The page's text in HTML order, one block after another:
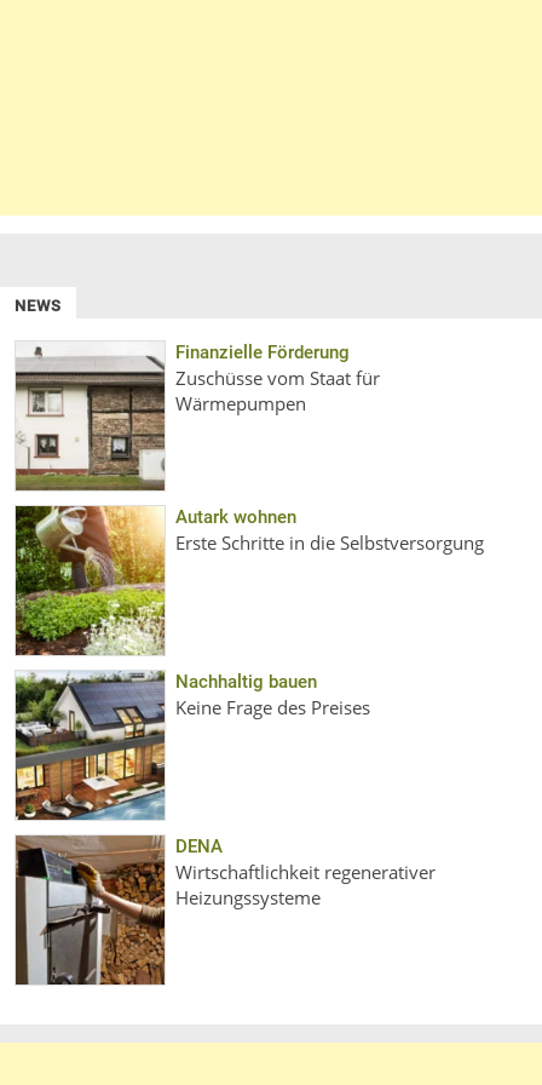
NEWS
Finanzielle Förderung
Zuschüsse vom Staat für
Wärmepumpen
Autark wohnen
Erste Schritte in die Selbstversorgung
Nachhaltig bauen
Keine Frage des Preises
DENA
Wirtschaftlichkeit regenerativer
Heizungssysteme